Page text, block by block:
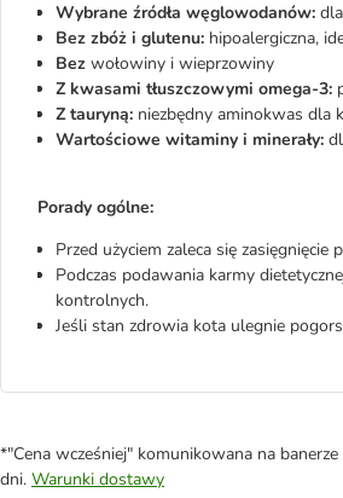
Wybrane źródła węglowodanów:
Bez zbóż i glutenu: hipoalergiczna,
Bez wołowiny i wieprzowiny
Z kwasami tłuszczowymi omega-3:
Z tauryną: niezbędny aminokwas dla
Wartościowe witaminy i minerały:
Porady ogólne:
Przed użyciem zaleca się
Podczas podawania karmy
kontrolnych.
Jeśli stan zdrowia kota ulegnie
*"Cena wcześniej" komunikowana na
dni. Warunki dostawy